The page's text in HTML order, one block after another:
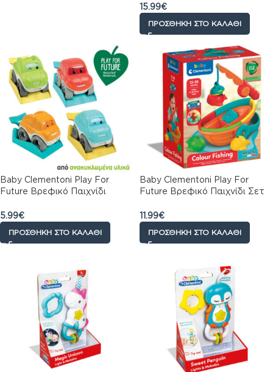
Μηνών
15.99€
ΠΡΟΣΘΉΚΗ ΣΤΟ ΚΑΛΆΘΙ
Baby Clementoni Play For
Future Βρεφικό Παιχνίδι
Για 10+ Μηνών
5.99€
ΠΡΟΣΘΉΚΗ ΣΤΟ ΚΑΛΆΘΙ
Baby Clementoni Play For
Future Βρεφικό Παιχνίδι Σετ
11.99€
ΠΡΟΣΘΉΚΗ ΣΤΟ ΚΑΛΆΘΙ